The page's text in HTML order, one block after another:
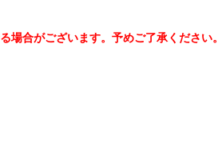
合がございます。予めご了承ください。